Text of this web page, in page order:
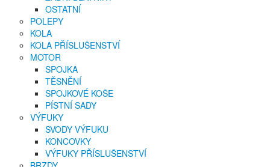
OSTATNÍ
POLEPY
KOLA
KOLA PŘÍSLUŠENSTVÍ
MOTOR
SPOJKA
TĚSNĚNÍ
SPOJKOVÉ KOŠE
PÍSTNÍ SADY
VÝFUKY
SVODY VÝFUKU
KONCOVKY
VÝFUKY PŘÍSLUŠENSTVÍ